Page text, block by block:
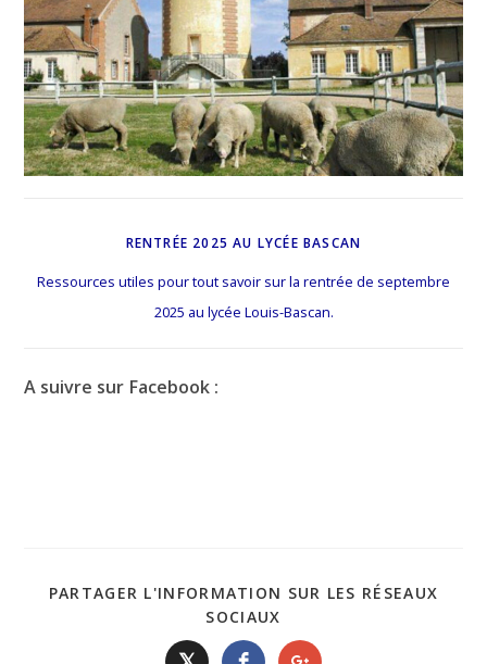
RENTRÉE 2025 AU LYCÉE BASCAN
Ressources utiles pour tout savoir sur la rentrée de septembre
2025 au lycée Louis-Bascan.
A suivre sur Facebook :
PARTAGER L'INFORMATION SUR LES RÉSEAUX
SOCIAUX